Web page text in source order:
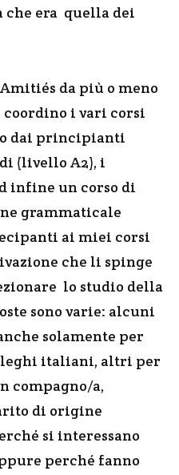
che era quella dei
da più o meno
coordino i vari corsi
dai principianti
(livello A2), i
infine un corso di
grammaticale
ai miei corsi
che li spinge
lo studio della
sono varie: alcuni
solamente per
italiani, altri per
compagno/a,
di origine
si interessano
perché fanno